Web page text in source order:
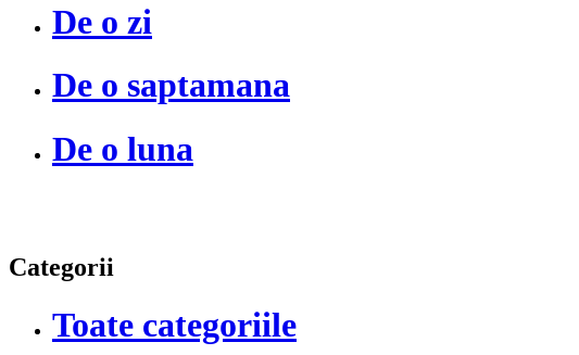
De o zi
De o saptamana
De o luna
Categorii
Toate categoriile